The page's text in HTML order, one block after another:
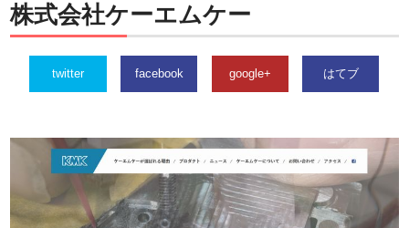
株式会社ケーエムケー
twitter facebook google+ はてブ